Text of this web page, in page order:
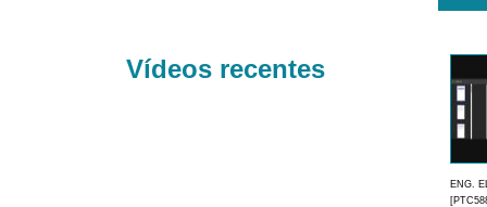
Vídeos recentes
ENG.